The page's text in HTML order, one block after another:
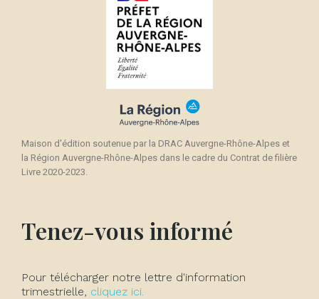
Maison d'édition soutenue par la DRAC Auvergne-Rhône-Alpes et
la Région Auvergne-Rhône-Alpes dans le cadre du Contrat de filière
Livre 2020-2023.
Tenez-vous informé
Pour télécharger notre lettre d'information
trimestrielle, cliquez ici.